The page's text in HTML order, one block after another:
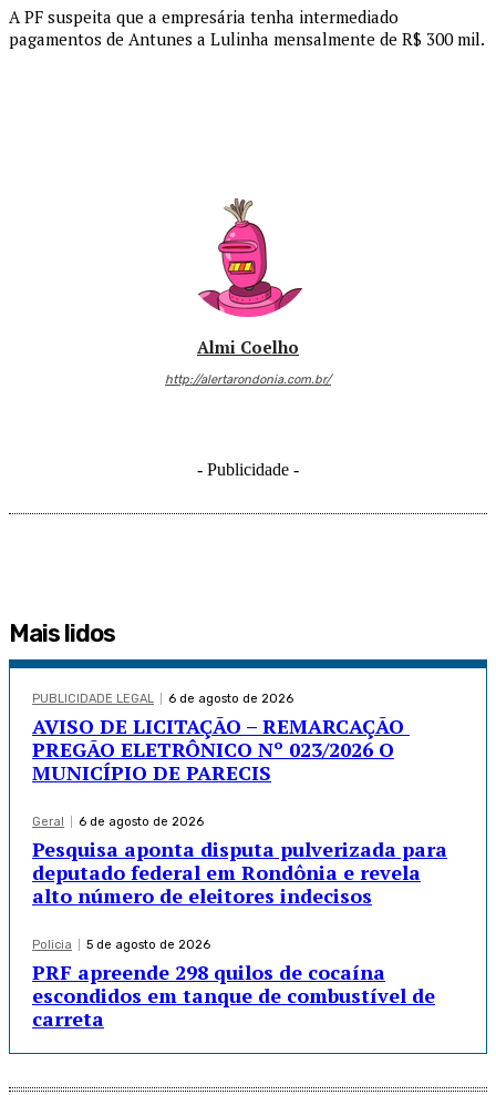
A PF suspeita que a empresária tenha intermediado
pagamentos de Antunes a Lulinha mensalmente de R$ 300 mil.
Almi Coelho
http://alertarondonia.com.br/
- Publicidade -
Mais lidos
PUBLICIDADE LEGAL 6 de agosto de 2026
AVISO DE LICITAÇÃO – REMARCAÇÃO
PREGÃO ELETRÔNICO Nº 023/2026 O
MUNICÍPIO DE PARECIS
Geral 6 de agosto de 2026
Pesquisa aponta disputa pulverizada para
deputado federal em Rondônia e revela
alto número de eleitores indecisos
Policia 5 de agosto de 2026
PRF apreende 298 quilos de cocaína
escondidos em tanque de combustível de
carreta